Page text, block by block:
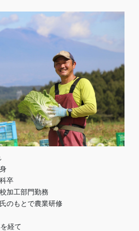
卒
加工部門勤務
のもとで農業研修
経て